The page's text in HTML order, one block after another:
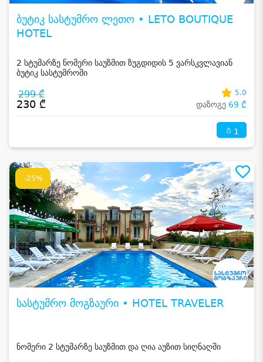
ბუტიკ სასტუმრო ლეთო • LETO BOUTIQUE
HOTEL
2 სტუმარზე ნომერი საუზმით ზუგდიდის 5 ვარსკვლავიან
ბუტიკ სასტუმროში
299 ₾
230 ₾
5.0
დაზოგე 69 ₾
1
-25%
სასტუმრო მოგზაური • HOTEL TRAVELER
ნომერი 2 სტუმარზე საუზმით და ღია აუზით სიღნაღში